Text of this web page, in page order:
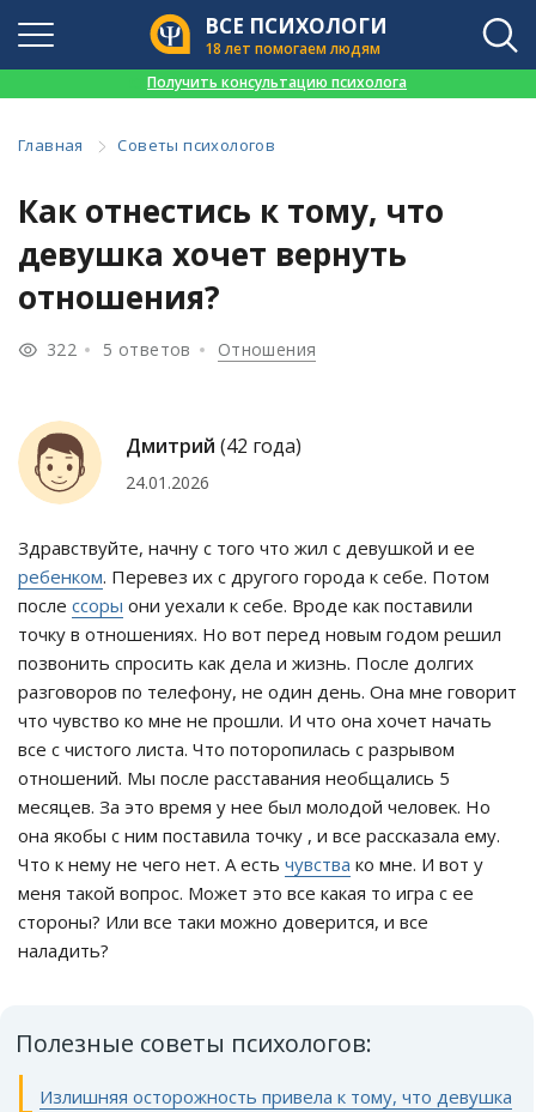
ВСЕ ПСИХОЛОГИ
18 лет помогаем людям
Получить консультацию психолога
Главная Советы психологов
Как отнестись к тому, что
девушка хочет вернуть
отношения?
322 5 ответов Отношения
Дмитрий (42 года)
24.01.2026
Здравствуйте, начну с того что жил с девушкой и ее
ребенком. Перевез их с другого города к себе. Потом
после ссоры они уехали к себе. Вроде как поставили
точку в отношениях. Но вот перед новым годом решил
позвонить спросить как дела и жизнь. После долгих
разговоров по телефону, не один день. Она мне говорит
что чувство ко мне не прошли. И что она хочет начать
все с чистого листа. Что поторопилась с разрывом
отношений. Мы после расставания необщались 5
месяцев. За это время у нее был молодой человек. Но
она якобы с ним поставила точку , и все рассказала ему.
Что к нему не чего нет. А есть чувства ко мне. И вот у
меня такой вопрос. Может это все какая то игра с ее
стороны? Или все таки можно доверится, и все
наладить?
Полезные советы психологов:
Излишняя осторожность привела к тому, что девушка